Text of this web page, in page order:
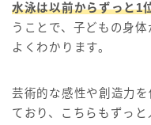
水泳は以前からずっと1
うことで、子どもの身
よくわかります。
芸術的な感性や創造力
ており、こちらもずっ